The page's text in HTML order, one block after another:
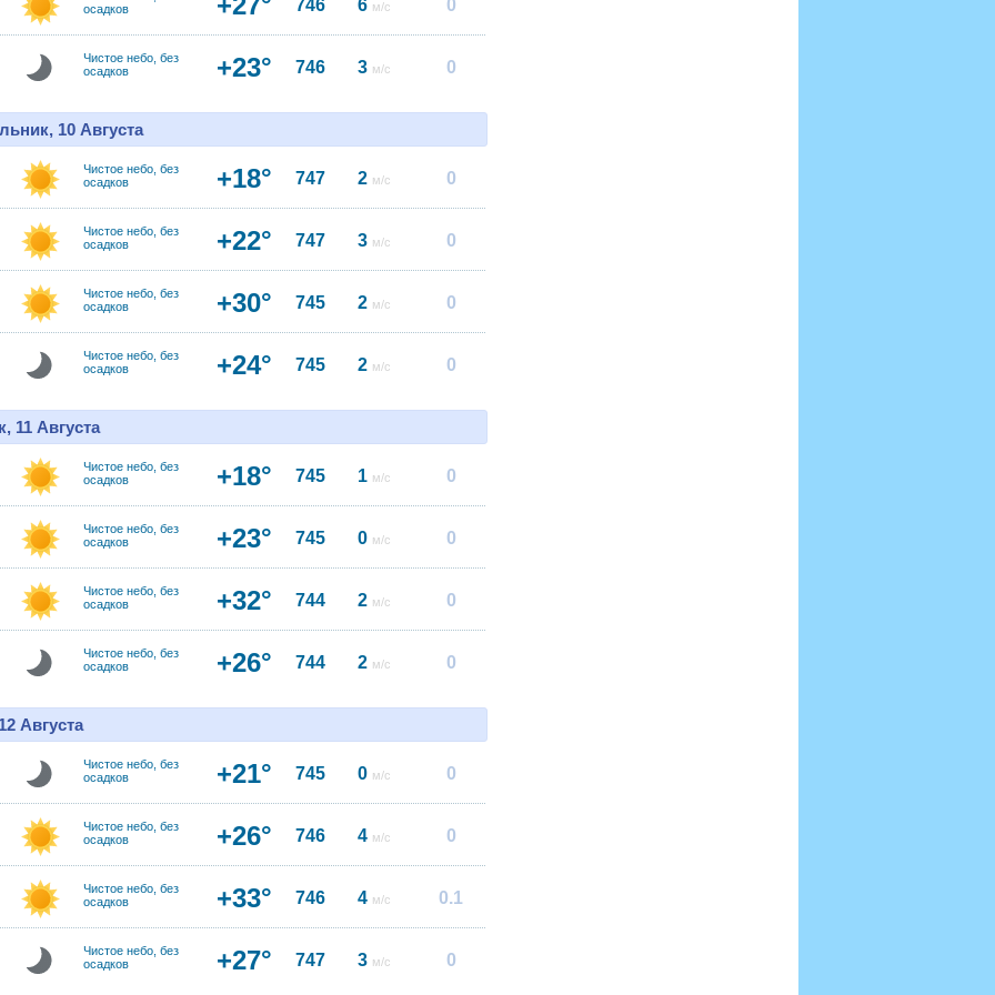
осадков
746 6 м/с 0
Чистое небо, без
осадков
+23° 746 3 м/с 0
10 Августа
Чистое небо, без
осадков
+18° 747 2 м/с 0
Чистое небо, без
осадков
+22° 747 3 м/с 0
Чистое небо, без
осадков
+30° 745 2 м/с 0
Чистое небо, без
осадков
+24° 745 2 м/с 0
11 Августа
Чистое небо, без
осадков
+18° 745 1 м/с 0
Чистое небо, без
осадков
+23° 745 0 м/с 0
Чистое небо, без
осадков
+32° 744 2 м/с 0
Чистое небо, без
осадков
+26° 744 2 м/с 0
Августа
Чистое небо, без
осадков
+21° 745 0 м/с 0
Чистое небо, без
осадков
+26° 746 4 м/с 0
Чистое небо, без
осадков
+33° 746 4 м/с 0.1
Чистое небо, без
осадков
+27° 747 3 м/с 0